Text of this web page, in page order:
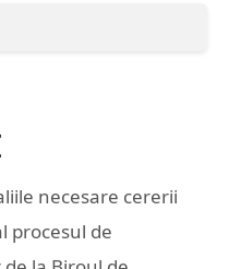
necesare cererii
procesul de